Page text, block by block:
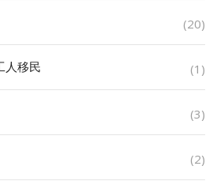
(20)
人移民 (1)
(3)
(2)